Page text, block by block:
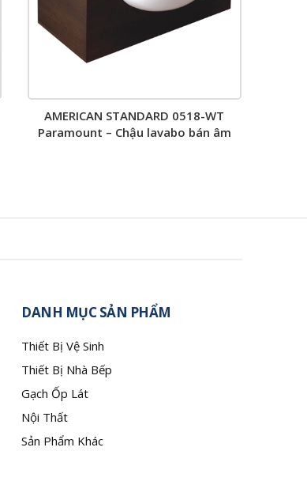
AMERICAN STANDARD 0518-WT
Paramount – Chậu lavabo bán âm
DANH MỤC SẢN PHẨM
Thiết Bị Vệ Sinh
Thiết Bị Nhà Bếp
Gạch Ốp Lát
Nội Thất
Sản Phẩm Khác